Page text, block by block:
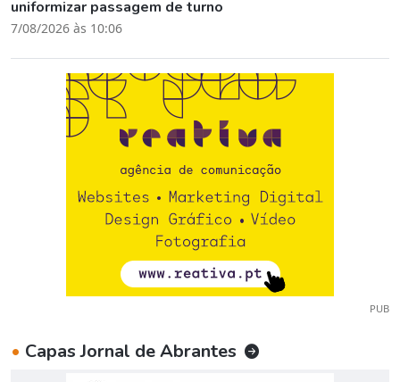
uniformizar passagem de turno
7/08/2026 às 10:06
PUB
• Capas Jornal de Abrantes